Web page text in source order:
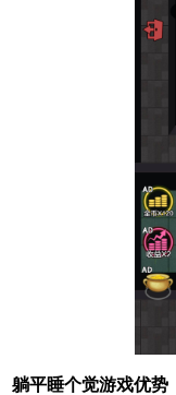
躺平睡个觉游戏优势